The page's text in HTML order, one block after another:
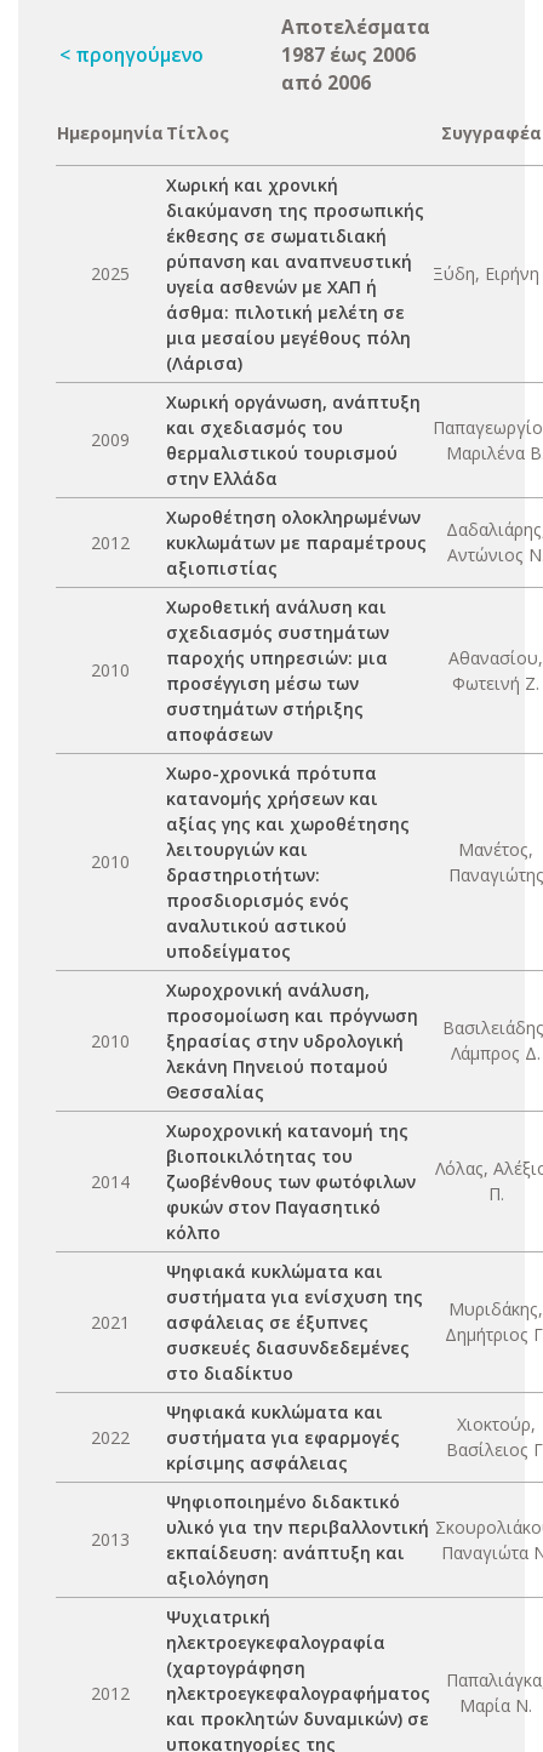
< προηγούμενο
Αποτελέσματα
1987 έως 2006
από 2006
Ημερομηνία Τίτλος
2025
Χωρική και χρονική
διακύμανση της προσωπικής
έκθεσης σε σωματιδιακή
ρύπανση και αναπνευστική
υγεία ασθενών με ΧΑΠ ή
άσθμα: πιλοτική μελέτη σε
μια μεσαίου μεγέθους πόλη
(Λάρισα)
Ξύδη,
2009
Χωρική οργάνωση, ανάπτυξη
και σχεδιασμός του
θερμαλιστικού τουρισμού
στην Ελλάδα
Μαριλένα
2012
Χωροθέτηση ολοκληρωμένων
κυκλωμάτων με παραμέτρους
αξιοπιστίας
Αντώνιος
2010
Χωροθετική ανάλυση και
σχεδιασμός συστημάτων
παροχής υπηρεσιών: μια
προσέγγιση μέσω των
συστημάτων στήριξης
αποφάσεων
Αθανασίου,
Φωτεινή Ζ.
2010
Χωρο-χρονικά πρότυπα
κατανομής χρήσεων και
αξίας γης και χωροθέτησης
λειτουργιών και
δραστηριοτήτων:
προσδιορισμός ενός
αναλυτικού αστικού
υποδείγματος
Μανέτος,
Παναγιώτης
2010
Χωροχρονική ανάλυση,
προσομοίωση και πρόγνωση
ξηρασίας στην υδρολογική
λεκάνη Πηνειού ποταμού
Θεσσαλίας
Λάμπρος Δ.
2014
Χωροχρονική κατανομή της
βιοποικιλότητας του
ζωοβένθους των φωτόφιλων
φυκών στον Παγασητικό
κόλπο
Λόλας,
Π.
2021
Ψηφιακά κυκλώματα και
συστήματα για ενίσχυση της
ασφάλειας σε έξυπνες
συσκευές διασυνδεδεμένες
στο διαδίκτυο
Μυριδάκης,
Δημήτριος
2022
Ψηφιακά κυκλώματα και
συστήματα για εφαρμογές
κρίσιμης ασφάλειας
Χιοκτούρ,
Βασίλειος
2013
Ψηφιοποιημένο διδακτικό
υλικό για την περιβαλλοντική
εκπαίδευση: ανάπτυξη και
αξιολόγηση
Παναγιώτα
2012
Ψυχιατρική
ηλεκτροεγκεφαλογραφία
(χαρτογράφηση
ηλεκτροεγκεφαλογραφήματος
και προκλητών δυναμικών) σε
υποκατηγορίες της
Μαρία Ν.